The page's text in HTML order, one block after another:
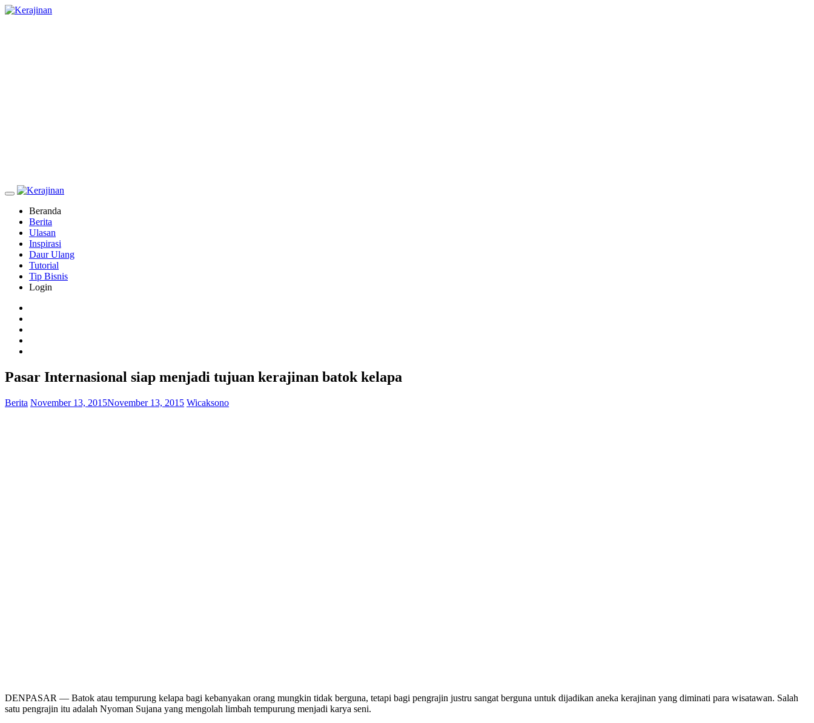
Beranda
Berita
Ulasan
Inspirasi
Daur Ulang
Tutorial
Tip Bisnis
Login
Pasar Internasional siap menjadi tujuan kerajinan batok kelapa
Berita November 13, 2015November 13, 2015 Wicaksono
DENPASAR — Batok atau tempurung kelapa bagi kebanyakan orang mungkin tidak berguna, tetapi bagi pengrajin justru sangat berguna untuk dijadikan aneka kerajinan yang diminati para wisatawan. Salah
satu pengrajin itu adalah Nyoman Sujana yang mengolah limbah tempurung menjadi karya seni.